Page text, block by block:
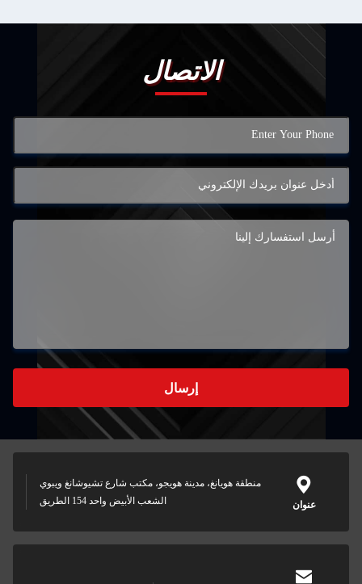
الاتصال
إرسال
عنوان
منطقة هويانغ، مدينة هويجو، مكتب شارع تشيوشانغ ويبوي
الشعب الأبيض واحد 154 الطريق